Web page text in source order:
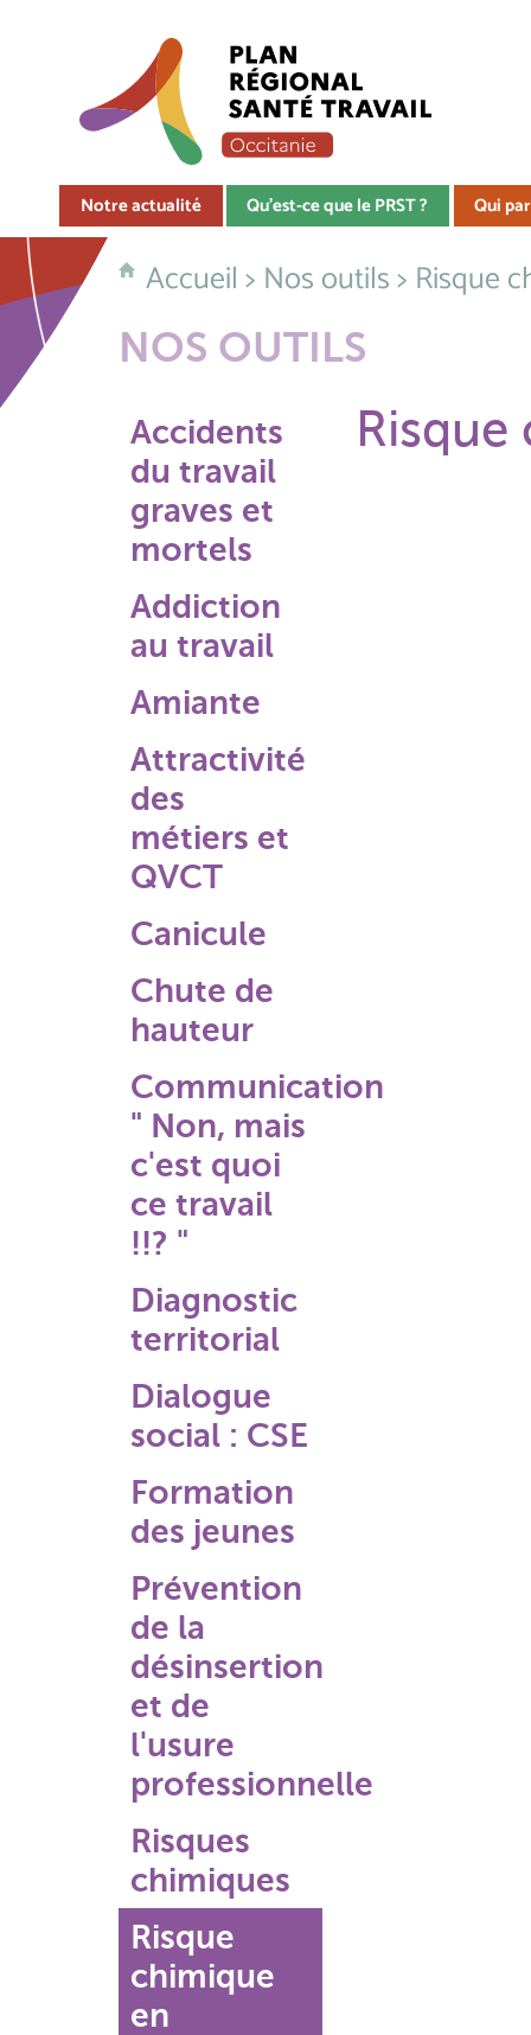
Notre actualité Qu'est-ce que le PRST ? Qui
Accueil> Nos outils> Risque
NOS OUTILS
Accidents
du travail
graves et
mortels
Addiction
au travail
Amiante
Attractivité
des
métiers et
QVCT
Canicule
Chute de
hauteur
Communication
" Non, mais
c'est quoi
ce travail
!!? "
Diagnostic
territorial
Dialogue
social : CSE
Formation
des jeunes
Prévention
de la
désinsertion
et de
l'usure
professionnelle
Risques
chimiques
Risque
chimique
en